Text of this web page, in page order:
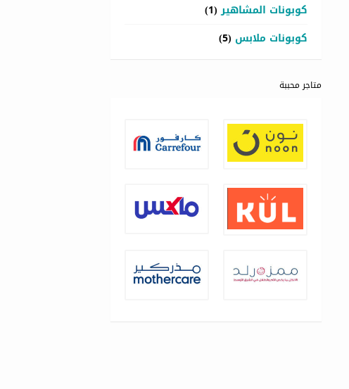
كوبونات المشاهير(1)
كوبونات ملابس (5)
متاجر محببة